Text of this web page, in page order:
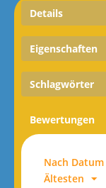
Details
Eigenschaften
Schlagwörter
Bewertungen
Nach
Ältesten